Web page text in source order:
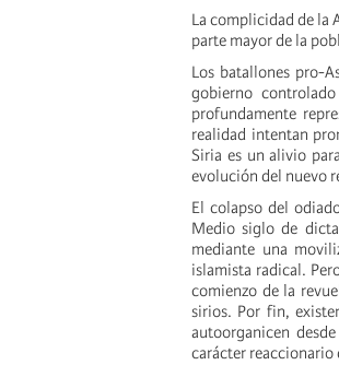
La complicidad de la
parte mayor de la
Los batallones pro-
gobierno
profundamente
realidad intentan
Siria es un alivio
evolución del nuevo
El colapso del
Medio siglo de
mediante una
islamista radical.
comienzo de la
sirios. Por fin,
autoorganicen
carácter reaccionario